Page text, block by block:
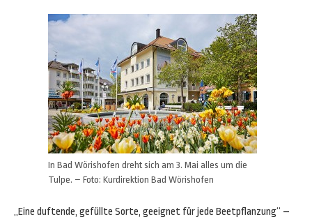
In Bad Wörishofen dreht sich am 3. Mai alles um die
Tulpe. – Foto: Kurdirektion Bad Wörishofen
„Eine duftende, gefüllte Sorte, geeignet für jede Beetpflanzung“ –